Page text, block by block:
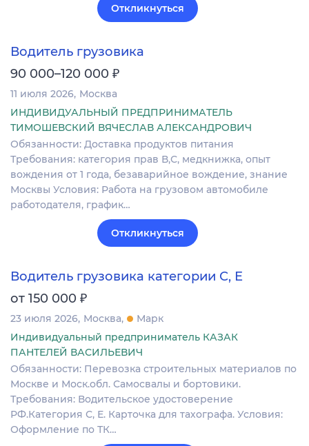
Откликнуться
Водитель грузовика
90 000–120 000 ₽
11 июля 2026 Москва
ИНДИВИДУАЛЬНЫЙ ПРЕДПРИНИМАТЕЛЬ
ТИМОШЕВСКИЙ ВЯЧЕСЛАВ АЛЕКСАНДРОВИЧ
Обязанности: Доставка продуктов питания
Требования: категория прав В,С, медкнижка, опыт
вождения от 1 года, безаварийное вождение, знание
Москвы Условия: Работа на грузовом автомобиле
работодателя, график…
Откликнуться
Водитель грузовика категории С, Е
от 150 000 ₽
23 июля 2026 Москва
Марк
Индивидуальный предприниматель КАЗАК
ПАНТЕЛЕЙ ВАСИЛЬЕВИЧ
Обязанности: Перевозка строительных материалов по
Москве и Моск.обл. Самосвалы и бортовики.
Требования: Водительское удостоверение
РФ.Категория С, Е. Карточка для тахографа. Условия:
Оформление по ТК…